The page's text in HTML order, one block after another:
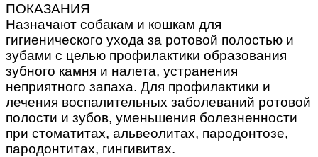
ПОКАЗАНИЯ
Назначают собакам и кошкам для
гигиенического ухода за ротовой полостью и
зубами с целью профилактики образования
зубного камня и налета, устранения
неприятного запаха. Для профилактики и
лечения воспалительных заболеваний ротовой
полости и зубов, уменьшения болезненности
при стоматитах, альвеолитах, пародонтозе,
пародонтитах, гингивитах.